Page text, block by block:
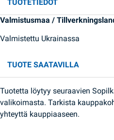
TUOTETIEDOT
Valmistusmaa /
Valmistettu Ukrainassa
TUOTE SAATAVILLA
Tuotetta löytyy seuraavien
valikoimasta. Tarkista
yhteyttä kauppiaaseen.